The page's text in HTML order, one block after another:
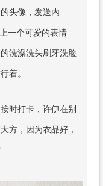
头像，发送内
一个可爱的表情
洗澡洗头刷牙洗脸
着。
时打卡，许伊在别
方，因为衣品好，